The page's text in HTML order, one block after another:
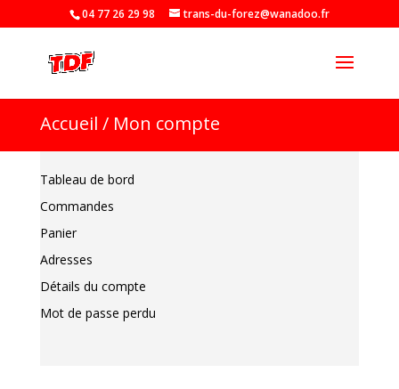
04 77 26 29 98 trans-du-forez@wanadoo.fr
Accueil / Mon compte
Tableau de bord
Commandes
Panier
Adresses
Détails du compte
Mot de passe perdu